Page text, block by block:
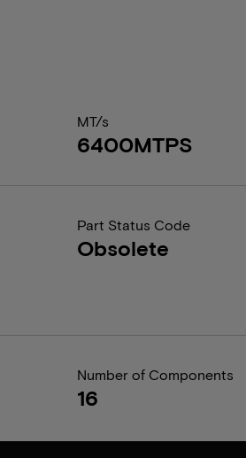
MT/s
6400MTPS
Part Status Code
Obsolete
Number of Components
16